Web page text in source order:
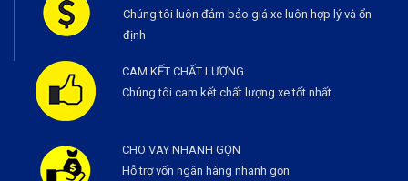
Chúng tôi luôn đảm bảo giá xe luôn hợp lý và ổn
định
CAM KẾT CHẤT LƯỢNG
Chúng tôi cam kết chất lượng xe tốt nhất
CHO VAY NHANH GỌN
Hỗ trợ vốn ngân hàng nhanh gọn